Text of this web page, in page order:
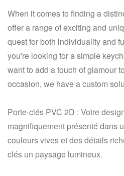
When it comes to finding a
offer a range of exciting and
quest for both individuality and
you're looking for a simple
want to add a touch of glamour
occasion, we have a custom
Porte-clés PVC 2D : Votre
magnifiquement présenté dans
couleurs vives et des détails
clés un paysage lumineux.